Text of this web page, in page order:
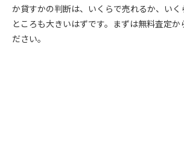
か貸すかの判断は、いくらで売れるか、いく
ところも大きいはずです。まずは無料査定か
ださい。